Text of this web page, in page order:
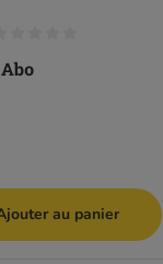
au panier